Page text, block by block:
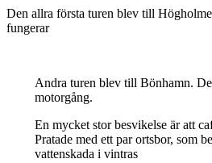
Den allra första turen blev till
fungerar
Andra turen blev till Bönhamn.
motorgång.
En mycket stor besvikelse är att
Pratade med ett par ortsbor, som
vattenskada i vintras